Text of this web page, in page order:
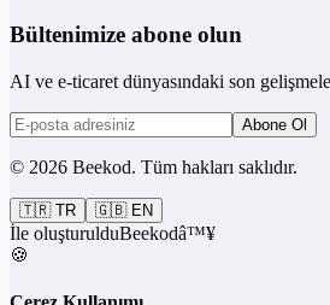
Bültenimize abone olun
AI ve e-ticaret dünyasındaki son
Abone Ol
© 2026 Beekod. Tüm hakları saklıdır.
🇹🇷 TR 🇬🇧 EN
İle oluşturulduBeekodâ™¥
🍪